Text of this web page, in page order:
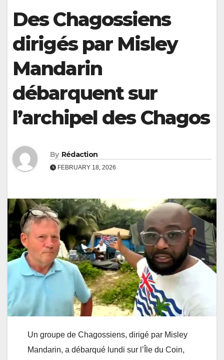
Des Chagossiens
dirigés par Misley
Mandarin
débarquent sur
l’archipel des Chagos
By Rédaction
FEBRUARY 18, 2026
Un groupe de Chagossiens, dirigé par Misley
Mandarin, a débarqué lundi sur l’Île du Coin,